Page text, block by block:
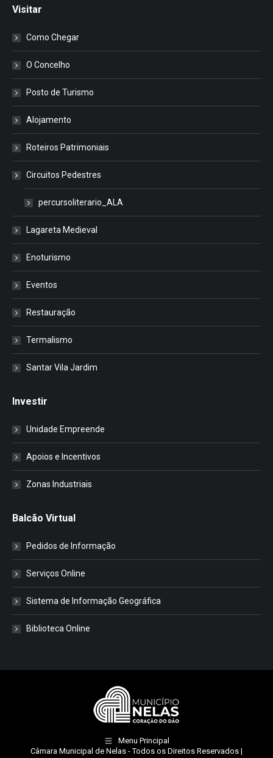
Visitar
Como Chegar
O Concelho
Posto de Turismo
Alojamento
Roteiros Patrimoniais
Circuitos Pedestres
percursoliterario_ALA
Lagareta Medieval
Enoturismo
Eventos
Restauração
Termalismo
Santar Vila Jardim
Investir
Unidade Empreende
Apoios e Incentivos
Zonas Industriais
Balcão Virtual
Pedidos de Informação
Serviços Online
Sistema de Informação Geográfica
Biblioteca Online
Menu Principal
Câmara Municipal de Nelas - Todos os Direitos Reservados |